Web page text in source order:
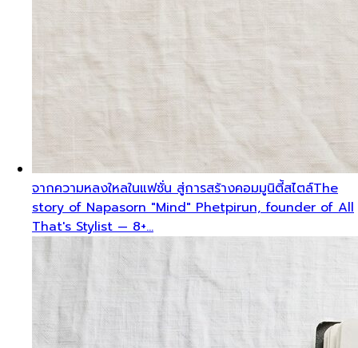
จากความหลงใหลในแฟชั่น สู่การสร้างคอมมูนิตี้สไตล์The
story of Napasorn "Mind" Phetpirun, founder of All
That's Stylist — 8+…